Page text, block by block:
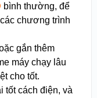
bình thường, để
chương trình
gắn thêm
máy chạy lâu
cho tốt.
tốt cách điện, và